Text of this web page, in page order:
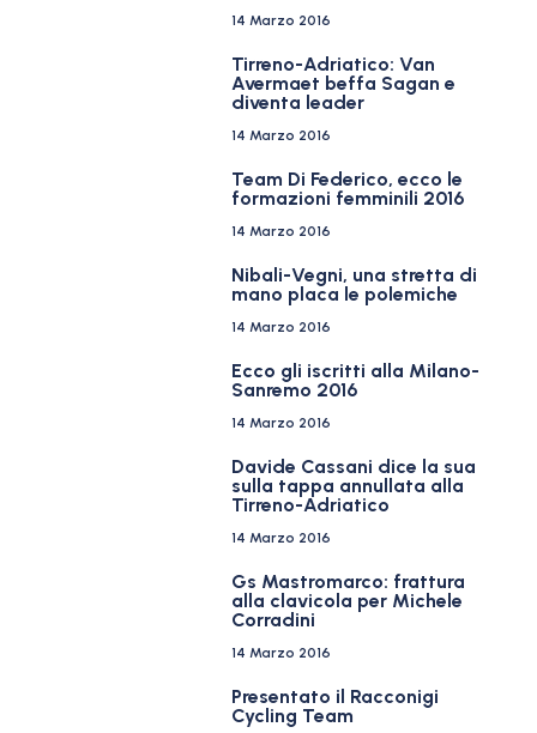
14 Marzo 2016
Tirreno-Adriatico: Van
Avermaet beffa Sagan e
diventa leader
14 Marzo 2016
Team Di Federico, ecco le
formazioni femminili 2016
14 Marzo 2016
Nibali-Vegni, una stretta di
mano placa le polemiche
14 Marzo 2016
Ecco gli iscritti alla Milano-
Sanremo 2016
14 Marzo 2016
Davide Cassani dice la sua
sulla tappa annullata alla
Tirreno-Adriatico
14 Marzo 2016
Gs Mastromarco: frattura
alla clavicola per Michele
Corradini
14 Marzo 2016
Presentato il Racconigi
Cycling Team